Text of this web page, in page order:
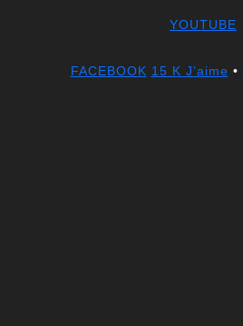
YOUTUBE
FACEBOOK 15 K J’aime •